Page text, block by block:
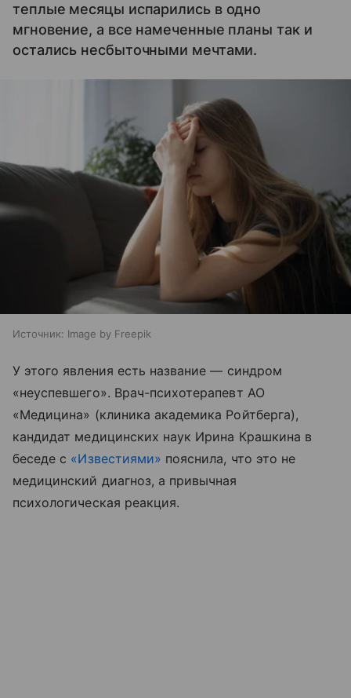
теплые месяцы испарились в одно
мгновение, а все намеченные планы так и
остались несбыточными мечтами.
Источник: Image by Freepik
У этого явления есть название — синдром
«неуспевшего». Врач-психотерапевт АО
«Медицина» (клиника академика Ройтберга),
кандидат медицинских наук Ирина Крашкина в
беседе с «Известиями» пояснила, что это не
медицинский диагноз, а привычная
психологическая реакция.